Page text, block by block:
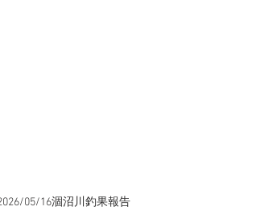
05/16涸沼川釣果報告